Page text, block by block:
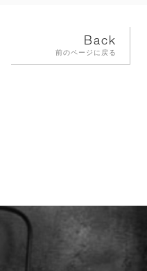
Back
前のページに戻る